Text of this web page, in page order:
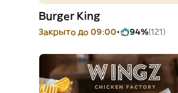
Burger King
Закрыто до 09:00 94%(121)